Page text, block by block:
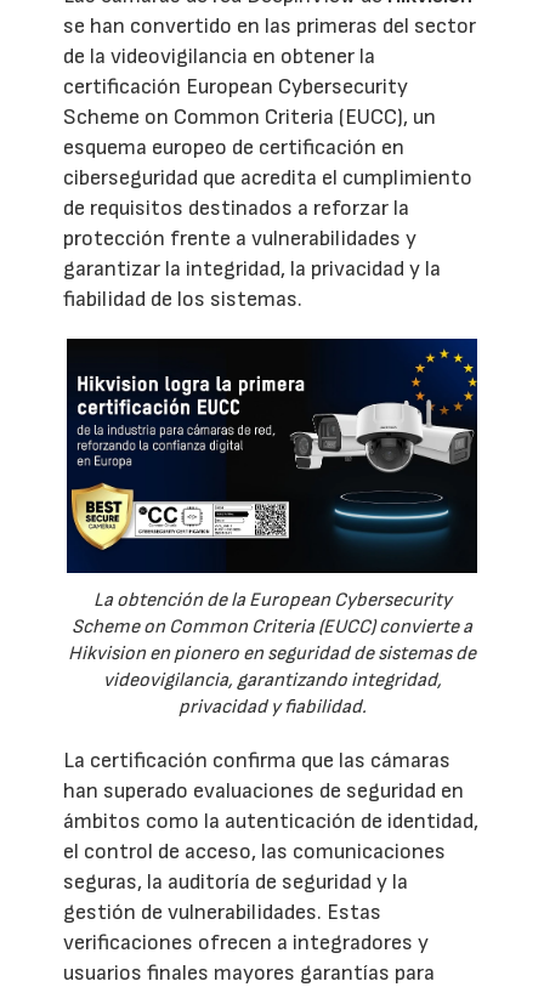
se han convertido en las primeras del sector
de la videovigilancia en obtener la
certificación European Cybersecurity
Scheme on Common Criteria (EUCC), un
esquema europeo de certificación en
ciberseguridad que acredita el cumplimiento
de requisitos destinados a reforzar la
protección frente a vulnerabilidades y
garantizar la integridad, la privacidad y la
fiabilidad de los sistemas.
La obtención de la European Cybersecurity
Scheme on Common Criteria (EUCC) convierte a
Hikvision en pionero en seguridad de sistemas de
videovigilancia, garantizando integridad,
privacidad y fiabilidad.
La certificación confirma que las cámaras
han superado evaluaciones de seguridad en
ámbitos como la autenticación de identidad,
el control de acceso, las comunicaciones
seguras, la auditoría de seguridad y la
gestión de vulnerabilidades. Estas
verificaciones ofrecen a integradores y
usuarios finales mayores garantías para